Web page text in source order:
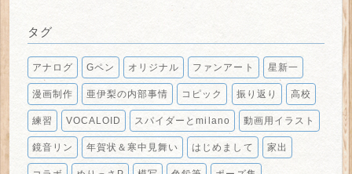
タグ
アナログ Gペン オリジナル ファンアート 星新一
漫画制作 亜伊梨の内部事情 コピック 振り返り 高校
練習 VOCALOID スパイダーとmilano 動画用イラスト
鏡音リン 年賀状＆寒中見舞い はじめまして 家出